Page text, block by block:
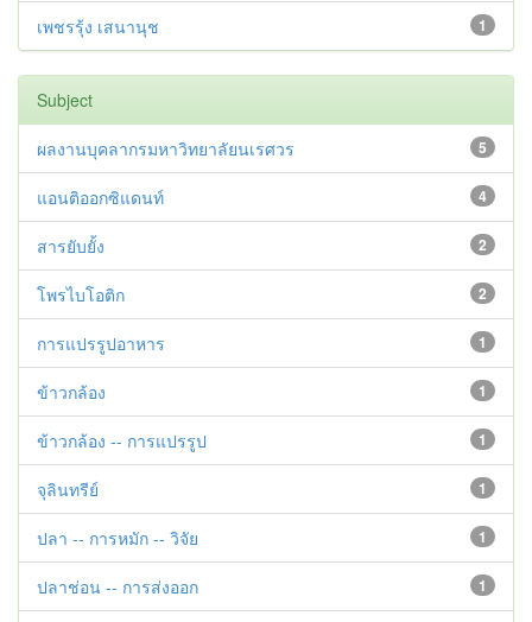
1
เพชรรุ้ง เสนานุช
Subject
5
ผลงานบุคลากรมหาวิทยาลัยนเรศวร
4
แอนติออกซิแดนท์
2
สารยับยั้ง
2
โพรไบโอติก
1
การแปรรูปอาหาร
1
ข้าวกล้อง
1
ข้าวกล้อง -- การแปรรูป
1
จุลินทรีย์
1
ปลา -- การหมัก -- วิจัย
1
ปลาช่อน -- การส่งออก